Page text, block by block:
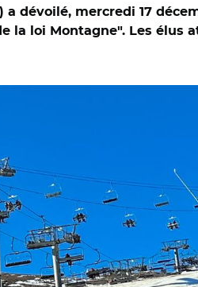
dévoilé, mercredi 17
la loi Montagne". Les élus